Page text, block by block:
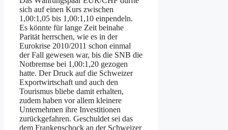
sich auf einen Kurs zwischen
1,00:1,05 bis 1,00:1,10 einpendeln.
Es könnte für lange Zeit beinahe
Parität herrschen, wie es in der
Eurokrise 2010/2011 schon einmal
der Fall gewesen war, bis die SNB die
Notbremse bei 1,00:1,20 gezogen
hatte. Der Druck auf die Schweizer
Exportwirtschaft und auch den
Tourismus bliebe damit erhalten,
zudem haben vor allem kleinere
Unternehmen ihre Investitionen
zurückgefahren. Geschuldet sei das
dem Frankenschock an der Schweizer